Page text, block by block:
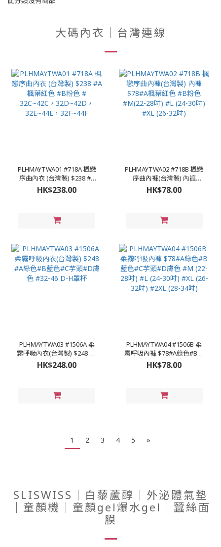
大碼內衣｜台灣連線
PLHMAYTWA01 #718A 楓戀
序曲內衣 (台灣製) $238 #A
楓葉紅色 #B粉色 #
32C~42C，32D~42D，
HK$238.00
PLHMAYTWA02 #718B 楓戀
序曲內褲(台灣製) 內褲
$78#A楓葉紅色 #B粉色
#M(22-28吋) #L (24-30吋)
HK$78.00
PLHMAYTWA03 #1506A 柔
霧呼吸內衣(台灣製) $248 #A
綠色#B藍色#C芋頭#D膚色
#32-46 D-H罩杯
HK$248.00
PLHMAYTWA04 #1506B 柔
霧呼吸內褲 $78#A綠色#B藍
色#C芋頭#D膚色 #M (22-28
吋) #L (24-30吋) #XL (26-32
HK$78.00
1 2 3 4 5 »
SLISWISS｜白藜蘆醇｜外泌體氣墊
｜童顏機｜童顏gel爆水gel｜蠶絲面
膜